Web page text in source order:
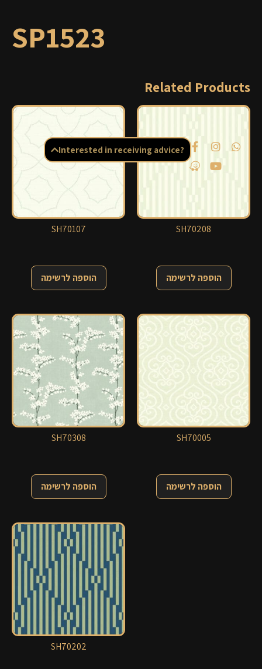
SP1523
Related Products
SH70107
הוספה לרשימה
SH70208
הוספה לרשימה
SH70308
הוספה לרשימה
SH70005
הוספה לרשימה
SH70202
Interested in receiving advice?